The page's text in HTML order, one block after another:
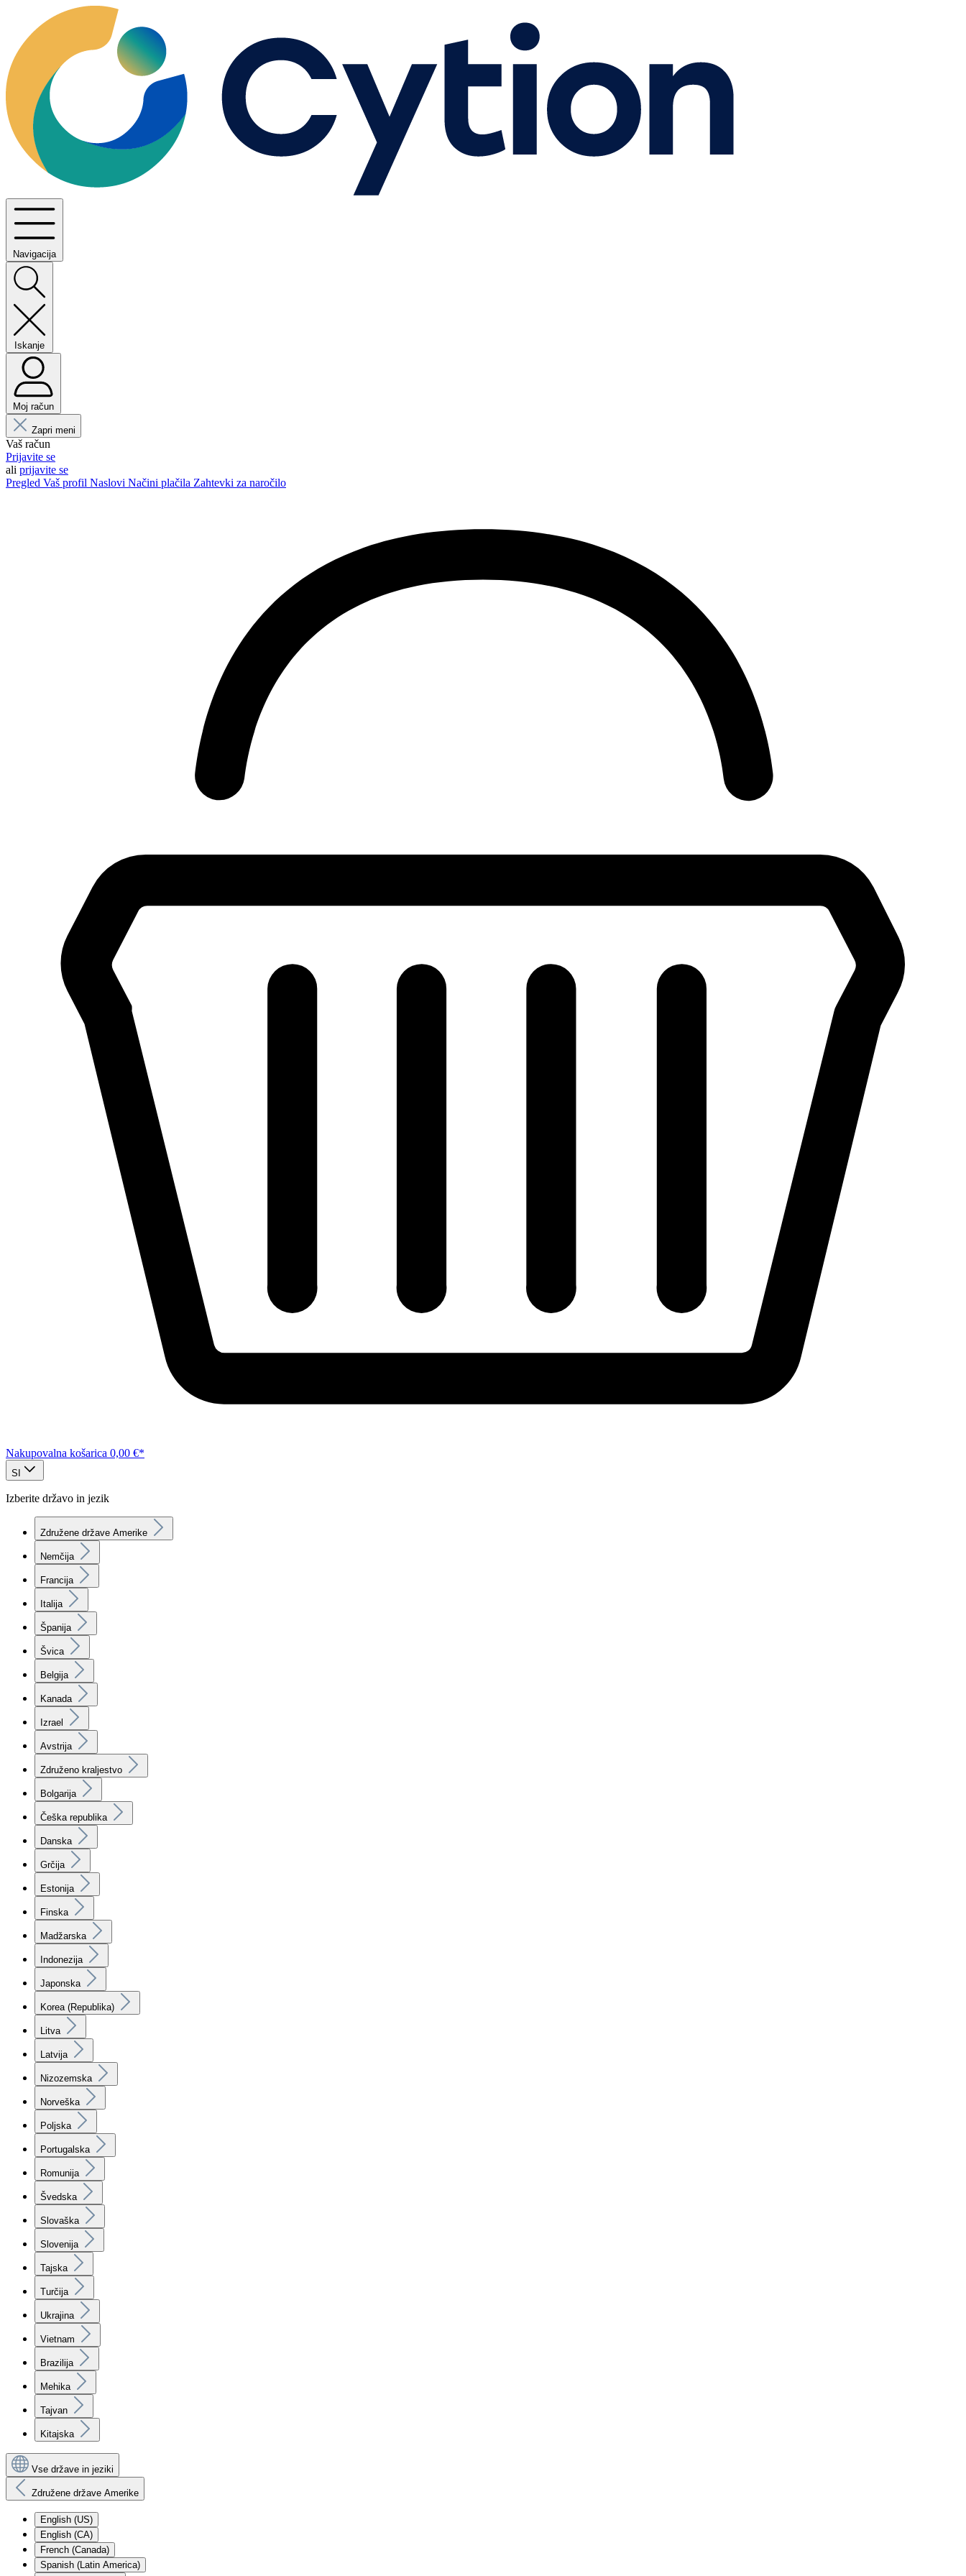
Navigacija
Iskanje
Moj račun
Zapri meni
Vaš račun
Prijavite se
ali prijavite se
Pregled Vaš profil Naslovi Načini plačila Zahtevki za naročilo
Nakupovalna košarica 0,00 €*
SI
Izberite državo in jezik
Združene države Amerike
Nemčija
Francija
Italija
Španija
Švica
Belgija
Kanada
Izrael
Avstrija
Združeno kraljestvo
Bolgarija
Češka republika
Danska
Grčija
Estonija
Finska
Madžarska
Indonezija
Japonska
Korea (Republika)
Litva
Latvija
Nizozemska
Norveška
Poljska
Portugalska
Romunija
Švedska
Slovaška
Slovenija
Tajska
Turčija
Ukrajina
Vietnam
Brazilija
Mehika
Tajvan
Kitajska
Vse države in jeziki
Združene države Amerike
English (US)
English (CA)
French (Canada)
Spanish (Latin America)